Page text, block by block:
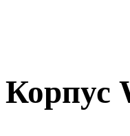
Корпус